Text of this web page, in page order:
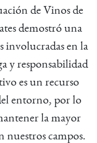
de Vinos de
demostró una
involucradas en la
y responsabilidad
es un recurso
entorno, por lo
la mayor
nuestros campos.